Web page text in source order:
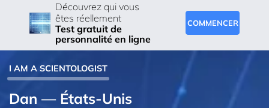
Découvrez qui vous
êtes réellement
Test gratuit de
personnalité en ligne
COMMENCER
I AM A SCIENTOLOGIST
Dan — États-Unis